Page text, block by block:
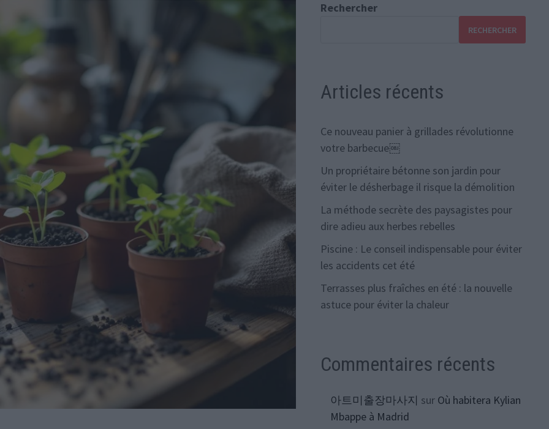
Rechercher
RECHERCHER
Articles récents
Ce nouveau panier à grillades révolutionne
votre barbecue￼
Un propriétaire bétonne son jardin pour
éviter le désherbage il risque la démolition
La méthode secrète des paysagistes pour
dire adieu aux herbes rebelles
Piscine : Le conseil indispensable pour éviter
les accidents cet été
Terrasses plus fraîches en été : la nouvelle
astuce pour éviter la chaleur
Commentaires récents
아트미출장마사지 sur Où habitera Kylian
Mbappe à Madrid